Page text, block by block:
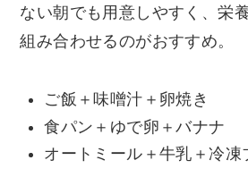
ない朝でも用意しやすく、栄
組み合わせるのがおすすめ。
ご飯＋味噌汁＋卵焼き
食パン＋ゆで卵＋バナナ
オートミール＋牛乳＋冷凍